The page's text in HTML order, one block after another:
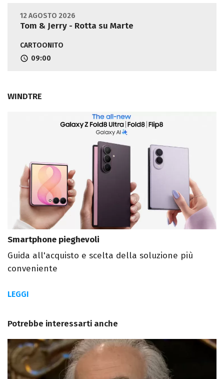
12 AGOSTO 2026
Tom & Jerry - Rotta su Marte
CARTOONITO
09:00
WINDTRE
Smartphone pieghevoli
Guida all'acquisto e scelta della soluzione più
conveniente
LEGGI
Potrebbe interessarti anche